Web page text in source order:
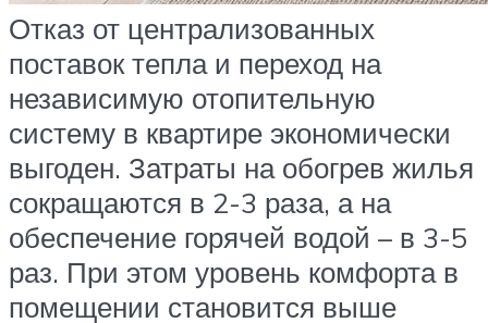
Отказ от централизованных
поставок тепла и переход на
независимую отопительную
систему в квартире экономически
выгоден. Затраты на обогрев жилья
сокращаются в 2-3 раза, а на
обеспечение горячей водой – в 3-5
раз. При этом уровень комфорта в
помещении становится выше